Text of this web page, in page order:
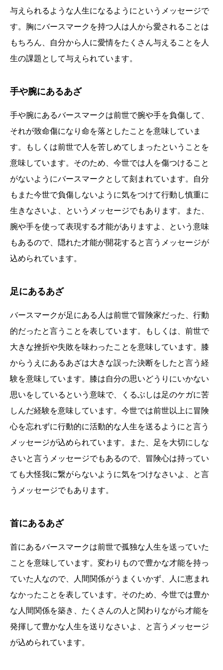
与えられるような人生になるようにというメッセージで
す。胸にバースマークを持つ人は人から愛されることは
もちろん、自分から人に愛情をたくさん与えることを人
生の課題として与えられています。
手や腕にあるあざ
手や腕にあるバースマークは前世で腕や手を負傷して、
それが致命傷になり命を落としたことを意味していま
す。もしくは前世で人を苦しめてしまったということを
意味しています。そのため、今世では人を傷つけること
がないようにバースマークとして刻まれています。自分
もまた今世で負傷しないように気をつけて行動し慎重に
生きなさいよ、というメッセージでもあります。また、
腕や手を使って表現する才能がありますよ、という意味
もあるので、隠れた才能が開花すると言うメッセージが
込められています。
足にあるあざ
バースマークが足にある人は前世で冒険家だった、行動
的だったと言うことを表しています。もしくは、前世で
大きな挫折や失敗を味わったことを意味しています。膝
からうえにあるあざは大きな誤った決断をしたと言う経
験を意味しています。膝は自分の思いどうりにいかない
思いをしているという意味で、くるぶしは足のケガに苦
しんだ経験を意味しています。今世では前世以上に冒険
心を忘れずに行動的に活動的な人生を送るようにと言う
メッセージが込められています。また、足を大切にしな
さいと言うメッセージでもあるので、冒険心は持ってい
ても大怪我に繋がらないように気をつけなさいよ、と言
うメッセージでもあります。
首にあるあざ
首にあるバースマークは前世で孤独な人生を送っていた
ことを意味しています。変わりもので豊かな才能を持っ
ていた人なので、人間関係がうまくいかず、人に恵まれ
なかったことを表しています。そのため、今世では豊か
な人間関係を築き、たくさんの人と関わりながら才能を
発揮して豊かな人生を送りなさいよ、と言うメッセージ
が込められています。